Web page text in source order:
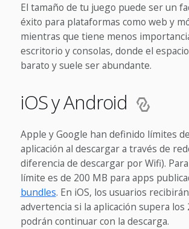
El tamaño de tu juego puede ser un
éxito para plataformas como web y
mientras que tiene menos
escritorio y consolas, donde el
barato y suele ser abundante.
iOS y Android
Apple y Google han definido límites
aplicación al descargar a través de
diferencia de descargar por Wifi).
límite es de 200 MB para apps
bundles. En iOS, los usuarios
advertencia si la aplicación supera los
podrán continuar con la descarga.